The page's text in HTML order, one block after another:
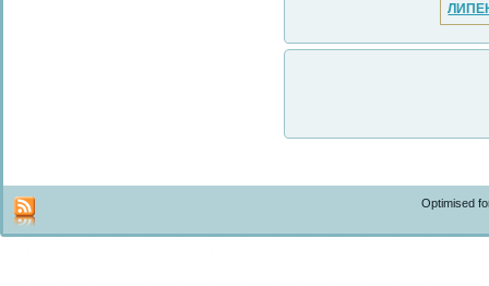
Optimised